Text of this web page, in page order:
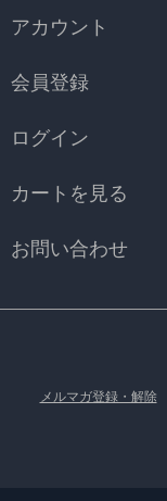
アカウント
会員登録
ログイン
カートを見る
お問い合わせ
メルマガ登録・解除